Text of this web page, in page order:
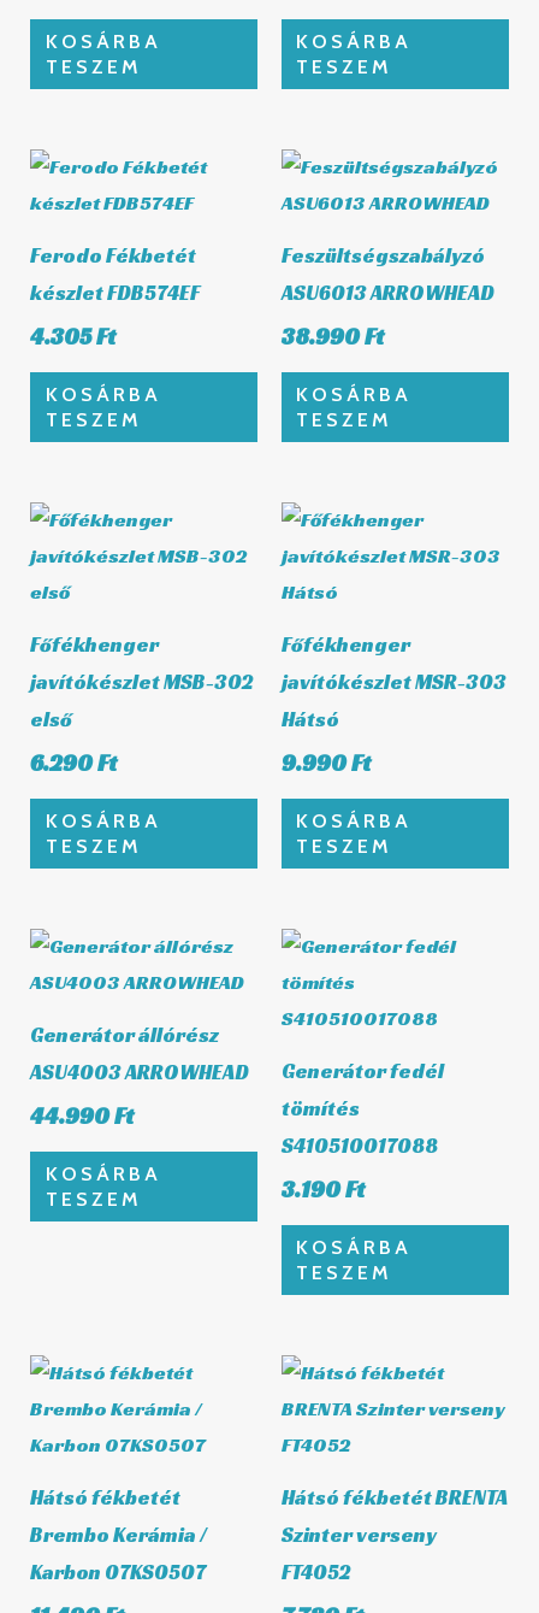
KOSÁRBA
TESZEM
KOSÁRBA
TESZEM
Ferodo Fékbetét
készlet FDB574EF
4.305Ft
KOSÁRBA
TESZEM
Feszültségszabályzó
ASU6013 ARROWHEAD
38.990Ft
KOSÁRBA
TESZEM
Főfékhenger
javítókészlet MSB-302
első
6.290Ft
KOSÁRBA
TESZEM
Főfékhenger
javítókészlet MSR-303
Hátsó
9.990Ft
KOSÁRBA
TESZEM
Generátor állórész
ASU4003 ARROWHEAD
44.990Ft
KOSÁRBA
TESZEM
Generátor fedél
tömítés
S410510017088
3.190Ft
KOSÁRBA
TESZEM
Hátsó fékbetét
Brembo Kerámia /
Karbon 07KS0507
Hátsó fékbetét BRENTA
Szinter verseny
FT4052